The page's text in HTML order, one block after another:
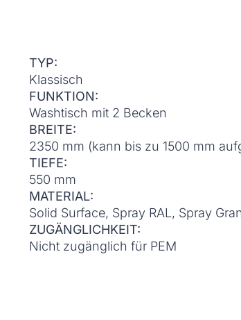
TYP:
Klassisch
FUNKTION:
Washtisch mit 2 Becken
BREITE:
2350 mm (kann bis zu 1500 mm
TIEFE:
550 mm
MATERIAL:
Solid Surface, Spray RAL, Spray
ZUGÄNGLICHKEIT:
Nicht zugänglich für PEM